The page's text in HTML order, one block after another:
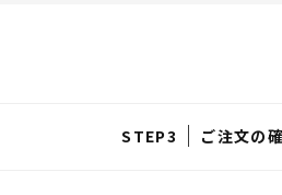
ご注文の